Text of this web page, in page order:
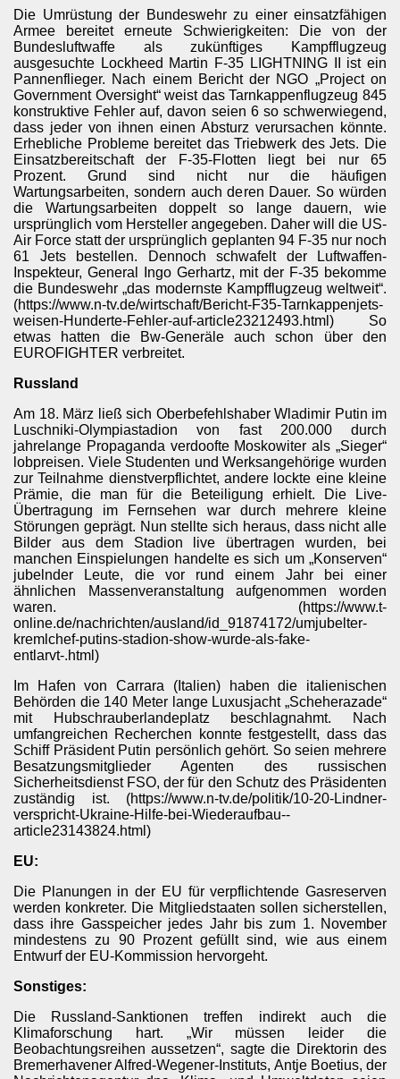
Die Umrüstung der Bundeswehr zu einer einsatzfähigen
Armee bereitet erneute Schwierigkeiten: Die von der
Bundesluftwaffe als zukünftiges Kampfflugzeug
ausgesuchte Lockheed Martin F-35 LIGHTNING II ist ein
Pannenflieger. Nach einem Bericht der NGO „Project on
Government Oversight“ weist das Tarnkappenflugzeug 845
konstruktive Fehler auf, davon seien 6 so schwerwiegend,
dass jeder von ihnen einen Absturz verursachen könnte.
Erhebliche Probleme bereitet das Triebwerk des Jets. Die
Einsatzbereitschaft der F-35-Flotten liegt bei nur 65
Prozent. Grund sind nicht nur die häufigen
Wartungsarbeiten, sondern auch deren Dauer. So würden
die Wartungsarbeiten doppelt so lange dauern, wie
ursprünglich vom Hersteller angegeben. Daher will die US-
Air Force statt der ursprünglich geplanten 94 F-35 nur noch
61 Jets bestellen. Dennoch schwafelt der Luftwaffen-
Inspekteur, General Ingo Gerhartz, mit der F-35 bekomme
die Bundeswehr „das modernste Kampfflugzeug weltweit“.
(https://www.n-tv.de/wirtschaft/Bericht-F35-Tarnkappenjets-
weisen-Hunderte-Fehler-auf-article23212493.html) So
etwas hatten die Bw-Generäle auch schon über den
EUROFIGHTER verbreitet.
Russland
Am 18. März ließ sich Oberbefehlshaber Wladimir Putin im
Luschniki-Olympiastadion von fast 200.000 durch
jahrelange Propaganda verdoofte Moskowiter als „Sieger“
lobpreisen. Viele Studenten und Werksangehörige wurden
zur Teilnahme dienstverpflichtet, andere lockte eine kleine
Prämie, die man für die Beteiligung erhielt. Die Live-
Übertragung im Fernsehen war durch mehrere kleine
Störungen geprägt. Nun stellte sich heraus, dass nicht alle
Bilder aus dem Stadion live übertragen wurden, bei
manchen Einspielungen handelte es sich um „Konserven“
jubelnder Leute, die vor rund einem Jahr bei einer
ähnlichen Massenveranstaltung aufgenommen worden
waren. (https://www.t-
online.de/nachrichten/ausland/id_91874172/umjubelter-
kremlchef-putins-stadion-show-wurde-als-fake-
entlarvt-.html)
Im Hafen von Carrara (Italien) haben die italienischen
Behörden die 140 Meter lange Luxusjacht „Scheherazade“
mit Hubschrauberlandeplatz beschlagnahmt. Nach
umfangreichen Recherchen konnte festgestellt, dass das
Schiff Präsident Putin persönlich gehört. So seien mehrere
Besatzungsmitglieder Agenten des russischen
Sicherheitsdienst FSO, der für den Schutz des Präsidenten
zuständig ist. (https://www.n-tv.de/politik/10-20-Lindner-
verspricht-Ukraine-Hilfe-bei-Wiederaufbau--
article23143824.html)
EU:
Die Planungen in der EU für verpflichtende Gasreserven
werden konkreter. Die Mitgliedstaaten sollen sicherstellen,
dass ihre Gasspeicher jedes Jahr bis zum 1. November
mindestens zu 90 Prozent gefüllt sind, wie aus einem
Entwurf der EU-Kommission hervorgeht.
Sonstiges:
Die Russland-Sanktionen treffen indirekt auch die
Klimaforschung hart. „Wir müssen leider die
Beobachtungsreihen aussetzen“, sagte die Direktorin des
Bremerhavener Alfred-Wegener-Instituts, Antje Boetius, der
Finnland